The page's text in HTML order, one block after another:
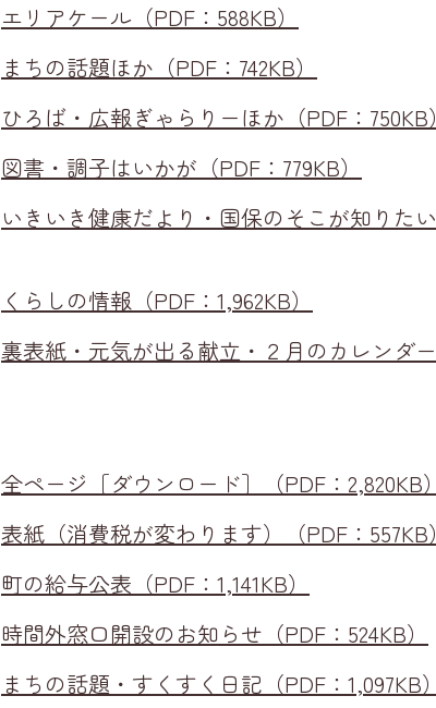
エリアケール（PDF：588KB）
まちの話題ほか（PDF：742KB）
ひろば・広報ぎゃらりーほか（PDF：750KB）
図書・調子はいかが（PDF：779KB）
いきいき健康だより・国保のそこが知りたい
くらしの情報（PDF：1,962KB）
裏表紙・元気が出る献立・２月のカレンダー
全ページ［ダウンロード］（PDF：2,820KB）
表紙（消費税が変わります）（PDF：557KB）
町の給与公表（PDF：1,141KB）
時間外窓口開設のお知らせ（PDF：524KB）
まちの話題・すくすく日記（PDF：1,097KB）